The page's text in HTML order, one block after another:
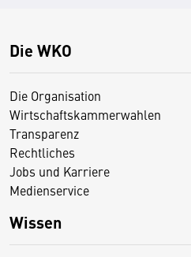
Die WKO
Die Organisation
Wirtschaftskammerwahlen
Transparenz
Rechtliches
Jobs und Karriere
Medienservice
Wissen